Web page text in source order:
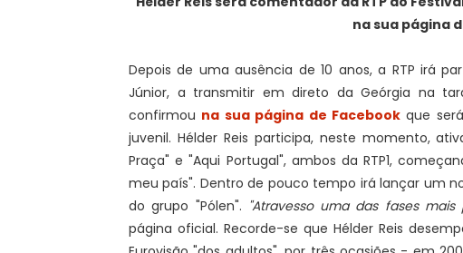
na sua página
Depois de uma ausência de 10 anos, a RTP irá
Júnior, a transmitir em direto da Geórgia na
confirmou na sua página de Facebookque
juvenil. Hélder Reis participa, neste momento,
Praça" e "Aqui Portugal", ambos da RTP1,
meu país". Dentro de pouco tempo irá lançar um
do grupo "Pólen". "Atravesso uma das fases
página oficial. Recorde-se que Hélder Reis